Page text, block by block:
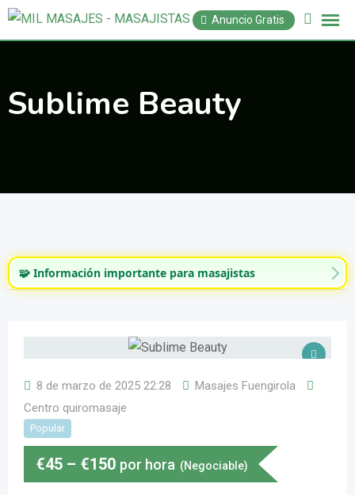
Saltar
Anuncio Gratis
Sublime Beauty
🧩 Información importante para masajistas
8 de marzo de 2025 22:28
Masajes Fuengirola
Centro quiromasaje
Popular
€45 – €150 por hora (Negociable)